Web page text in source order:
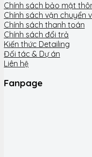
Chính sách bảo mật
Chính sách vận chuyển
Chính sách thanh toán
Chính sách đổi trả
Kiến thức Detailing
Đối tác & Dự án
Liên hệ
Fanpage